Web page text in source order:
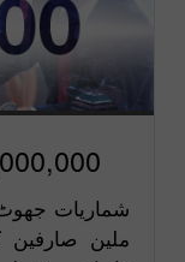
7,000,000 ایک لکی
ملین